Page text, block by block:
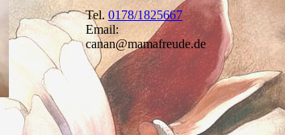
Tel. 0178/1825667
Email:
canan@mamafreude.de